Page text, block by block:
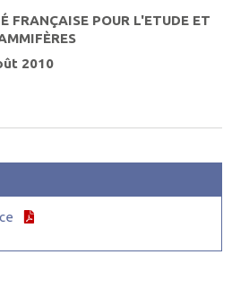
FRANÇAISE POUR L'ETUDE ET
2010